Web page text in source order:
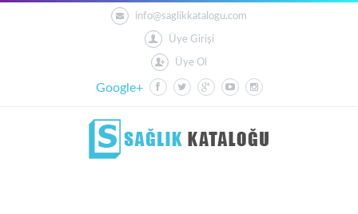
info@saglikkatalogu.com
Üye Girişi
Üye Ol
Google+